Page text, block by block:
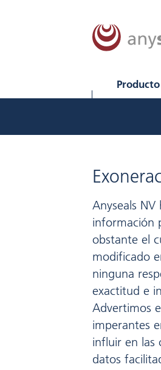
Anyseals
información
obstante el
modificado
ninguna
exactitud e
Advertimos
imperantes
influir en las
datos